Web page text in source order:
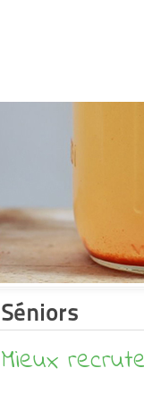
Séniors
Mieux